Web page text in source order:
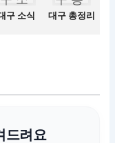
구 소식 대구 총정리
드려요